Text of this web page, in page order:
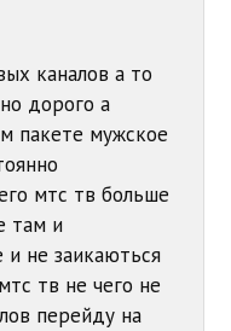
каналов а то
дорого а
пакете мужское
мтс тв больше
там и
не заикаються
тв не чего не
перейду на